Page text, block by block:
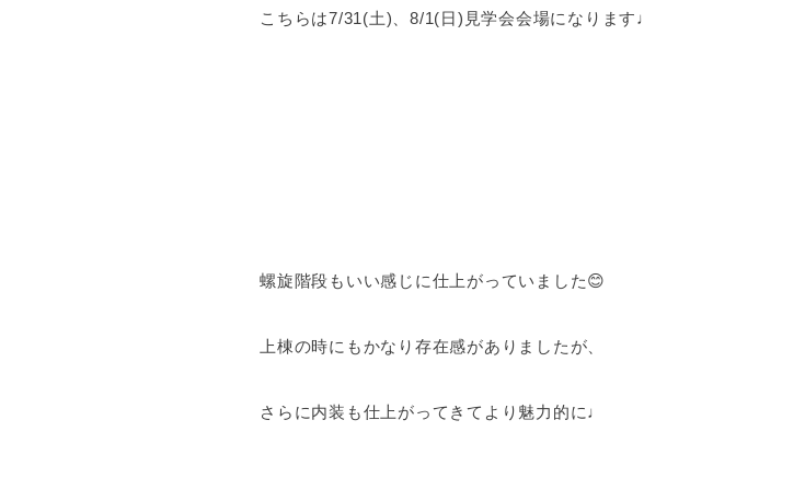
こちらは7/31(土)、8/1(日)見学会会場になります♩
螺旋階段もいい感じに仕上がっていました😊
上棟の時にもかなり存在感がありましたが、
さらに内装も仕上がってきてより魅力的に♩